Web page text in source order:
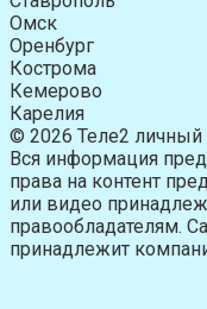
Омск
Оренбург
Кострома
Кемерово
Карелия
© 2026 Теле2 личный
Вся информация
права на контент
или видео
правообладателям.
принадлежит